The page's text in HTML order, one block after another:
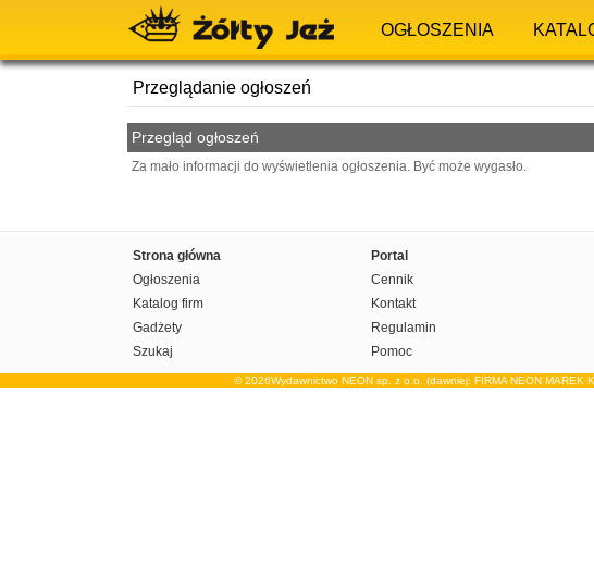
OGŁOSZENIA
Przeglądanie ogłoszeń
Przegląd ogłoszeń
Za mało informacji do wyświetlenia ogłoszenia. Być może wygasło.
Strona główna
Ogłoszenia
Katalog firm
Gadżety
Szukaj
Portal
Cennik
Kontakt
Regulamin
Pomoc
© 2026Wydawnictwo NEON sp. z o.o. (dawniej: FIRMA NEON MAREK